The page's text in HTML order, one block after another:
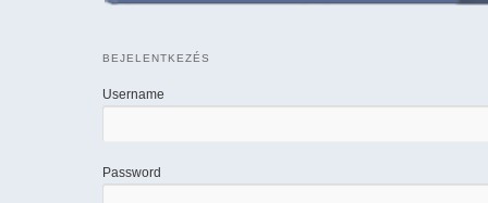
BEJELENTKEZÉS
Username
Password